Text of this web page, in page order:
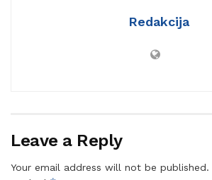
Redakcija
Leave a Reply
Your email address will not be published.